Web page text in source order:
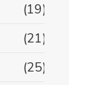
(19)
(21)
(25)